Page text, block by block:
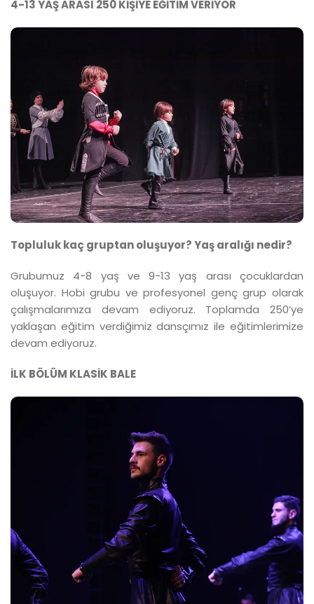
4-13 YAŞ ARASI 250 KİŞİYE EĞİTİM VERİYOR
Topluluk kaç gruptan oluşuyor? Yaş aralığı nedir?
Grubumuz 4-8 yaş ve 9-13 yaş arası çocuklardan
oluşuyor. Hobi grubu ve profesyonel genç grup olarak
çalışmalarımıza devam ediyoruz. Toplamda 250’ye
yaklaşan eğitim verdiğimiz dansçımız ile eğitimlerimize
devam ediyoruz.
İLK BÖLÜM KLASİK BALE